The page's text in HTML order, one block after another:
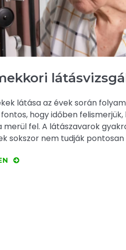
látása az évek során
hogy időben
fel. A látászavarok
sokszor nem tudják